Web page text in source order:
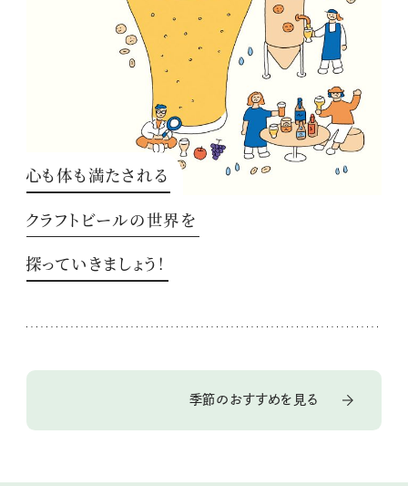
心も体も満たされる
クラフトビールの世界を
探っていきましょう！
季節のおすすめを見る